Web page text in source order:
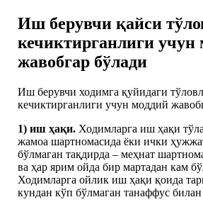
Иш берувчи қайси
кечиктирганлиги учун
жавобгар бўлади
Иш берувчи ходимга қуйидаги
кечиктирганлиги учун моддий
1) иш ҳақи. Ходимларга иш ҳақи
жамоа шартномасида ёки ички
бўлмаган тақдирда – меҳнат
ва ҳар ярим ойда бир мартадан кам
Ходимларга ойлик иш ҳақи қоида
кундан кўп бўлмаган танаффус